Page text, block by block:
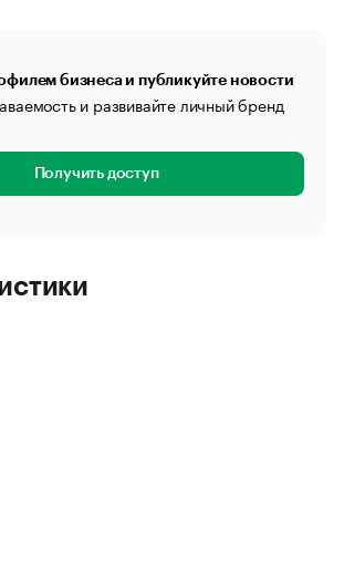
бизнеса и публикуйте новости
и развивайте личный бренд
Получить доступ